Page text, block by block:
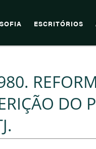
ESCRITÓRIOS
DO